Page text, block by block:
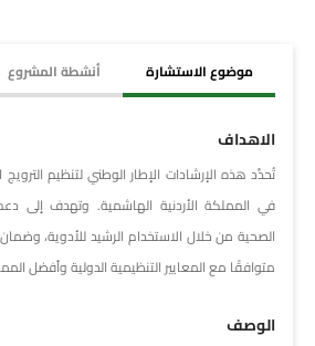
موضوع الاستشارة أنشطة المشروع
الاهداف
تُحدِّد هذه الإرشادات الإطار الوطني لتنظيم الترويج
في المملكة الأردنية الهاشمية. وتهدف إلى
الصحية من خلال الاستخدام الرشيد للأدوية،
متوافقًا مع المعايير التنظيمية الدولية وأفضل
الوصف